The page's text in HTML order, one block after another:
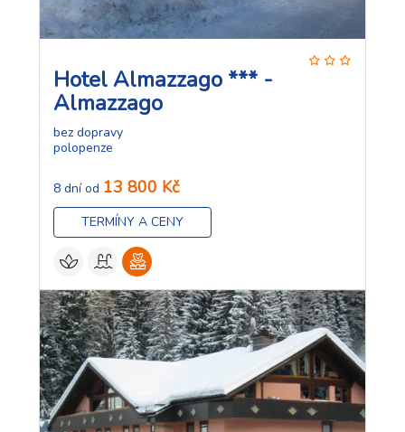
Hotel Almazzago *** -
Almazzago
bez dopravy
polopenze
8 dní od 13 800 Kč
TERMÍNY A CENY